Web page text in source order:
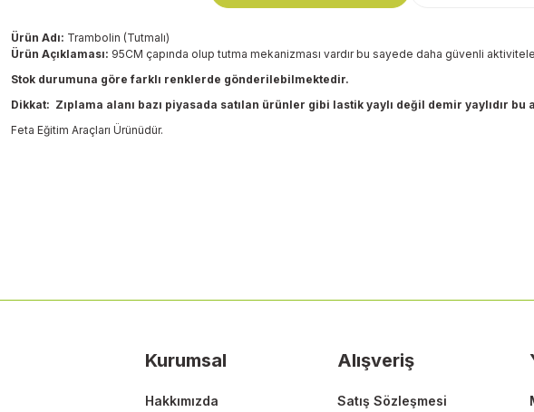
Ürün Adı: Trambolin (Tutmalı)
Ürün Açıklaması: 95CM çapında olup tutma mekanizması vardır bu sayede daha güvenli aktiviteler
Stok durumuna göre farklı renklerde gönderilebilmektedir.
Dikkat: Zıplama alanı bazı piyasada satılan ürünler gibi lastik yaylı değil demir yaylıdır
Feta Eğitim Araçları Ürünüdür.
Bu ürüne benzer farklı alternatifler olmalı.
Kurumsal
Hakkımızda
Alışveriş
Satış Sözleşmesi